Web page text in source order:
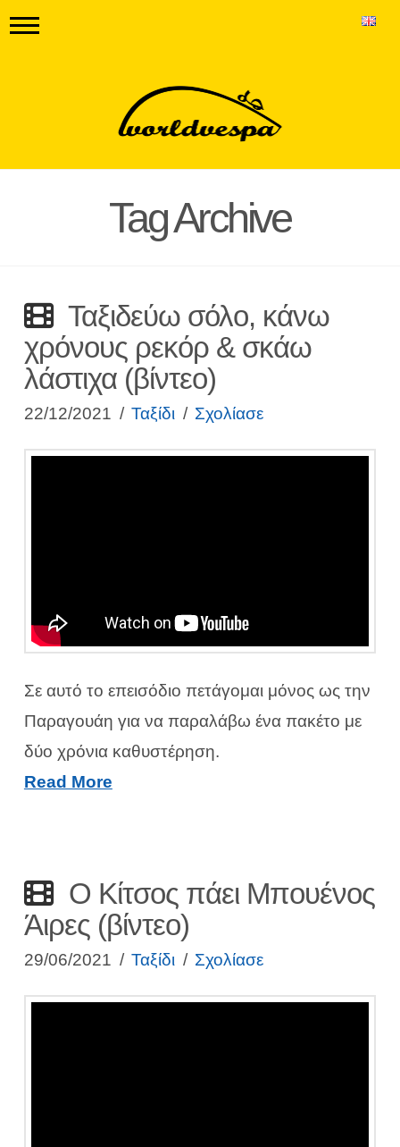
Tag Archive
Ταξιδεύω σόλο, κάνω
χρόνους ρεκόρ & σκάω
λάστιχα (βίντεο)
22/12/2021 Ταξίδι Σχολίασε
Σε αυτό το επεισόδιο πετάγομαι μόνος ως την
Παραγουάη για να παραλάβω ένα πακέτο με
δύο χρόνια καθυστέρηση.
Read More
Ο Κίτσος πάει Μπουένος
Άιρες (βίντεο)
29/06/2021 Ταξίδι Σχολίασε